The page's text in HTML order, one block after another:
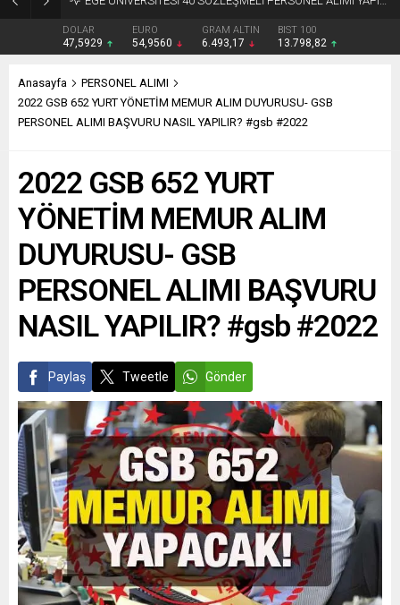
DOLAR
47,5929
EURO
54,9560
GRAM ALTIN
6.493,17
BIST 100
13.798,82
Anasayfa
PERSONEL ALIMI
2022 GSB 652 YURT YÖNETİM MEMUR ALIM DUYURUSU- GSB
PERSONEL ALIMI BAŞVURU NASIL YAPILIR? #gsb #2022
2022 GSB 652 YURT
YÖNETİM MEMUR ALIM
DUYURUSU- GSB
PERSONEL ALIMI BAŞVURU
NASIL YAPILIR? #gsb #2022
Paylaş Tweetle Gönder